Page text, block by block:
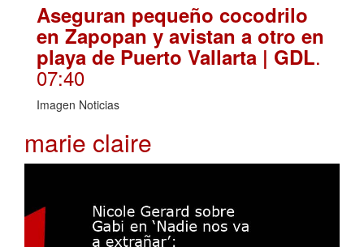
Aseguran pequeño cocodrilo
en Zapopan y avistan a otro en
playa de Puerto Vallarta | GDL.
07:40
Imagen Noticias
marie claire